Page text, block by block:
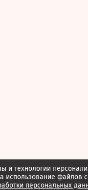
и технологии
использование файлов
персональных